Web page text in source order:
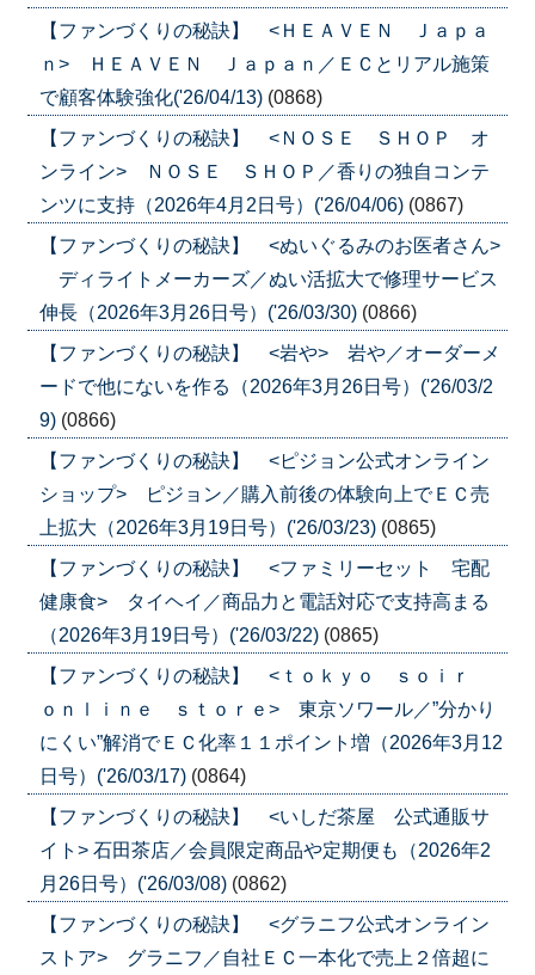
【ファンづくりの秘訣】 <ＨＥＡＶＥＮ Ｊａｐａ
ｎ> ＨＥＡＶＥＮ Ｊａｐａｎ／ＥＣとリアル施策
で顧客体験強化('26/04/13) (0868)
【ファンづくりの秘訣】 <ＮＯＳＥ ＳＨＯＰ オ
ンライン> ＮＯＳＥ ＳＨＯＰ／香りの独自コンテ
ンツに支持（2026年4月2日号）('26/04/06) (0867)
【ファンづくりの秘訣】 <ぬいぐるみのお医者さん>
ディライトメーカーズ／ぬい活拡大で修理サービス
伸長（2026年3月26日号）('26/03/30) (0866)
【ファンづくりの秘訣】 <岩や> 岩や／オーダーメ
ードで他にないを作る（2026年3月26日号）('26/03/2
9) (0866)
【ファンづくりの秘訣】 <ピジョン公式オンライン
ショップ> ピジョン／購入前後の体験向上でＥＣ売
上拡大（2026年3月19日号）('26/03/23) (0865)
【ファンづくりの秘訣】 <ファミリーセット 宅配
健康食> タイヘイ／商品力と電話対応で支持高まる
（2026年3月19日号）('26/03/22) (0865)
【ファンづくりの秘訣】 <ｔｏｋｙｏ ｓｏｉｒ
ｏｎｌｉｎｅ ｓｔｏｒｅ> 東京ソワール／”分かり
にくい”解消でＥＣ化率１１ポイント増（2026年3月12
日号）('26/03/17) (0864)
【ファンづくりの秘訣】 <いしだ茶屋 公式通販サ
イト> 石田茶店／会員限定商品や定期便も（2026年2
月26日号）('26/03/08) (0862)
【ファンづくりの秘訣】 <グラニフ公式オンライン
ストア> グラニフ／自社ＥＣ一本化で売上２倍超に